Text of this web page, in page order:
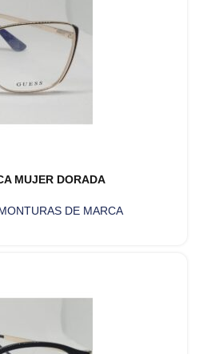
MUJER DORADA
DE MARCA